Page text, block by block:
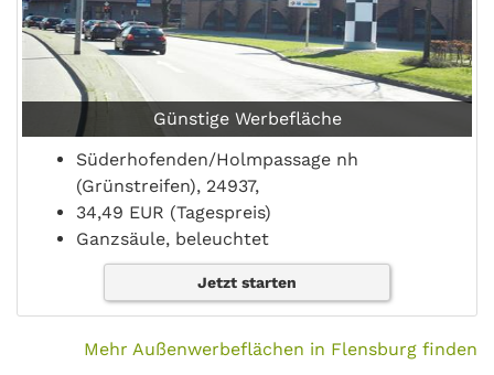
Günstige Werbefläche
Süderhofenden/Holmpassage nh
(Grünstreifen), 24937,
34,49 EUR (Tagespreis)
Ganzsäule, beleuchtet
Jetzt starten
Mehr Außenwerbeflächen in Flensburg finden